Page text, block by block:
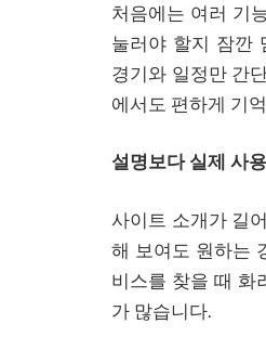
처음에는 여러 기
눌러야 할지 잠깐
경기와 일정만 간
에서도 편하게 기
설명보다 실제 사
사이트 소개가 길
해 보여도 원하는
비스를 찾을 때 화
가 많습니다.